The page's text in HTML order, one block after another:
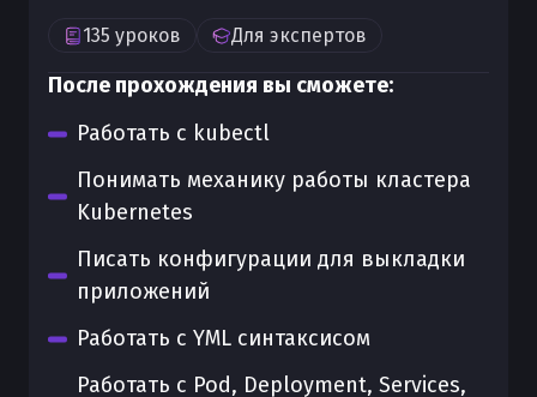
135 уроков Для экспертов
После прохождения вы сможете:
Работать с kubectl
Понимать механику работы кластера
Kubernetes
Писать конфигурации для выкладки
приложений
Работать с YML синтаксисом
Работать с Pod, Deployment, Services,